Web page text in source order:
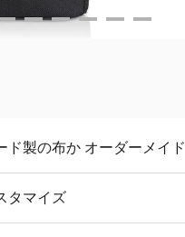
ド製の布か オーダーメイド
タマイズ